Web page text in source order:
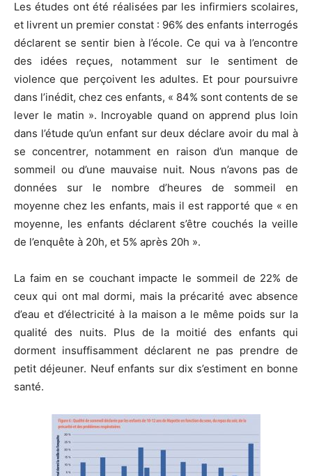
Les études ont été réalisées par les infirmiers scolaires,
et livrent un premier constat : 96% des enfants interrogés
déclarent se sentir bien à l’école. Ce qui va à l’encontre
des idées reçues, notamment sur le sentiment de
violence que perçoivent les adultes. Et pour poursuivre
dans l’inédit, chez ces enfants, « 84% sont contents de se
lever le matin ». Incroyable quand on apprend plus loin
dans l’étude qu’un enfant sur deux déclare avoir du mal à
se concentrer, notamment en raison d’un manque de
sommeil ou d’une mauvaise nuit. Nous n’avons pas de
données sur le nombre d’heures de sommeil en
moyenne chez les enfants, mais il est rapporté que « en
moyenne, les enfants déclarent s’être couchés la veille
de l’enquête à 20h, et 5% après 20h ».
La faim en se couchant impacte le sommeil de 22% de
ceux qui ont mal dormi, mais la précarité avec absence
d’eau et d’électricité à la maison a le même poids sur la
qualité des nuits. Plus de la moitié des enfants qui
dorment insuffisamment déclarent ne pas prendre de
petit déjeuner. Neuf enfants sur dix s’estiment en bonne
santé.